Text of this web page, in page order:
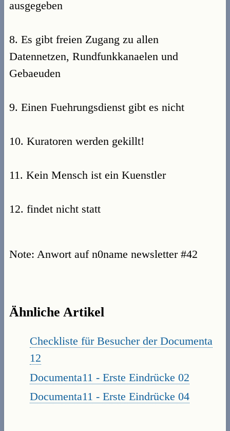
ausgegeben
8. Es gibt freien Zugang zu allen
Datennetzen, Rundfunkkanaelen und
Gebaeuden
9. Einen Fuehrungsdienst gibt es nicht
10. Kuratoren werden gekillt!
11. Kein Mensch ist ein Kuenstler
12. findet nicht statt
Note: Anwort auf n0name newsletter #42
Ähnliche Artikel
Checkliste für Besucher der Documenta
12
Documenta11 - Erste Eindrücke 02
Documenta11 - Erste Eindrücke 04